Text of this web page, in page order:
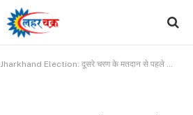
Jharkhand Election: दूसरे चरण के मतदान से पहले आज घर-घर जाकर प्रचार में जुटे उम्मीदवार, विभिन्न दलों के दिग्गज नेताओं ने सोशल मीडिया पर मांगा समर्थन, एक दूसरे पर रहे हमलावर